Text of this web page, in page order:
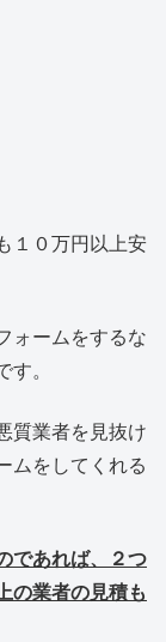
１０万円以上安
ォームをするな
す。
質業者を見抜け
ムをしてくれる
であれば、２つ
の業者の見積も